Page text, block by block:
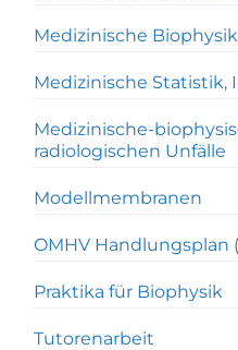
Medizinische
Medizinische Statistik,
Medizinische-
radiologischen Unfälle
Modellmembranen
OMHV Handlungsplan
Praktika für Biophysik
Tutorenarbeit